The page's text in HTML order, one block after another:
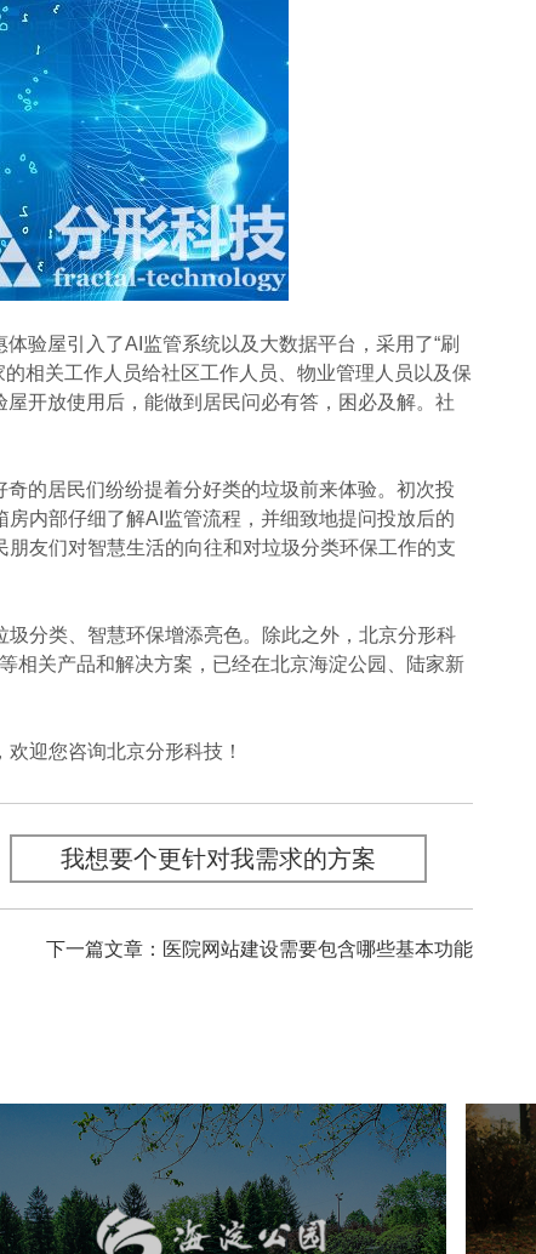
屋引入了AI监管系统以及大数据平台，采用了“刷
相关工作人员给社区工作人员、物业管理人员以及保
开放使用后，能做到居民问必有答，困必及解。社
的居民们纷纷提着分好类的垃圾前来体验。初次投
内部仔细了解AI监管流程，并细致地提问投放后的
友们对智慧生活的向往和对垃圾分类环保工作的支
分类、智慧环保增添亮色。除此之外，北京分形科
相关产品和解决方案，已经在北京海淀公园、陆家新
迎您咨询北京分形科技！
我想要个更针对我需求的方案
下一篇文章：医院网站建设需要包含哪些基本功能
海淀公园